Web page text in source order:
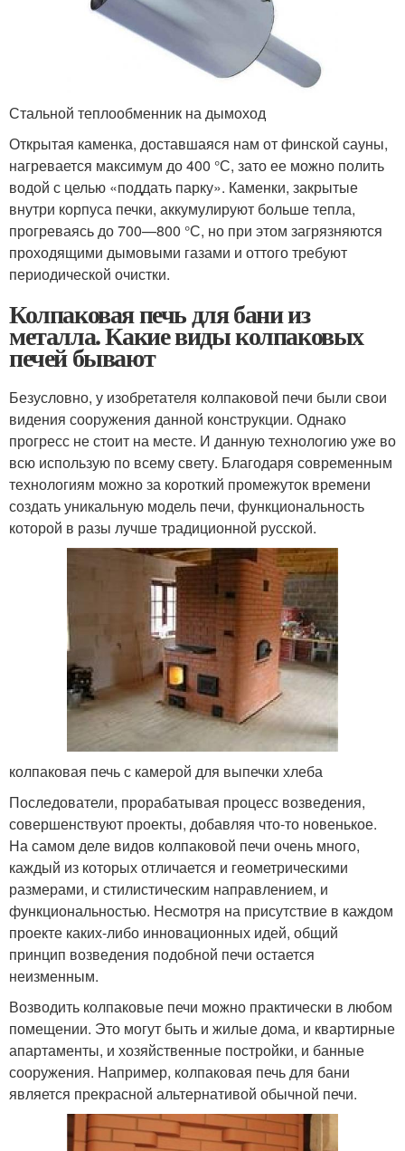
Стальной теплообменник на дымоход
Открытая каменка, доставшаяся нам от финской сауны,
нагревается максимум до 400 °С, зато ее можно полить
водой с целью «поддать парку». Каменки, закрытые
внутри корпуса печки, аккумулируют больше тепла,
прогреваясь до 700—800 °С, но при этом загрязняются
проходящими дымовыми газами и оттого требуют
периодической очистки.
Колпаковая печь для бани из
металла. Какие виды колпаковых
печей бывают
Безусловно, у изобретателя колпаковой печи были свои
видения сооружения данной конструкции. Однако
прогресс не стоит на месте. И данную технологию уже во
всю использую по всему свету. Благодаря современным
технологиям можно за короткий промежуток времени
создать уникальную модель печи, функциональность
которой в разы лучше традиционной русской.
колпаковая печь с камерой для выпечки хлеба
Последователи, прорабатывая процесс возведения,
совершенствуют проекты, добавляя что-то новенькое.
На самом деле видов колпаковой печи очень много,
каждый из которых отличается и геометрическими
размерами, и стилистическим направлением, и
функциональностью. Несмотря на присутствие в каждом
проекте каких-либо инновационных идей, общий
принцип возведения подобной печи остается
неизменным.
Возводить колпаковые печи можно практически в любом
помещении. Это могут быть и жилые дома, и квартирные
апартаменты, и хозяйственные постройки, и банные
сооружения. Например, колпаковая печь для бани
является прекрасной альтернативой обычной печи.